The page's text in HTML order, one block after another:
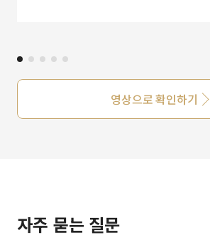
영상으로 확인하기
자주 묻는 질문